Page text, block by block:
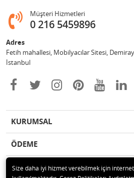
Müşteri Hizmetleri
0 216 5459896
Adres
Fetih mahallesi, Mobilyacılar Sitesi,
İstanbul
KURUMSAL
ÖDEME
İLETİŞİM
Size daha iyi hizmet verebilmek için